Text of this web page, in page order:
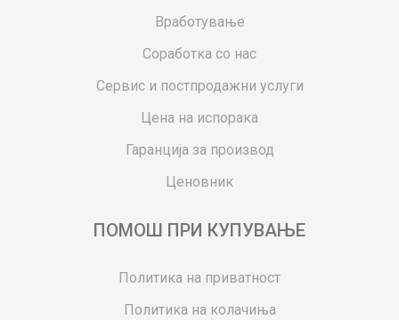
Вработување
Соработка со нас
Сервис и постпродажни услуги
Цена на испорака
Гаранција за производ
Ценовник
ПОМОШ ПРИ КУПУВАЊЕ
Политика на приватност
Политика на колачиња